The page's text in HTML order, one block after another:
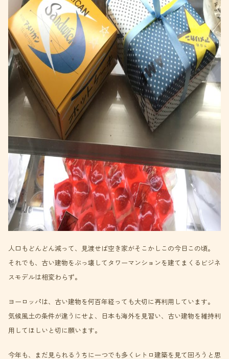
人口もどんどん減って、見渡せば空き家がそこかしこの今日この頃。
それでも、古い建物をぶっ壊してタワーマンションを建てまくるビジネ
スモデルは相変わらず。
ヨーロッパは、古い建物を何百年経っても大切に再利用しています。
気候風土の条件が違うにせよ、日本も海外を見習い、古い建物を維持利
用してほしいと切に願います。
今年も、まだ見られるうちに一つでも多くレトロ建築を見て回ろうと思